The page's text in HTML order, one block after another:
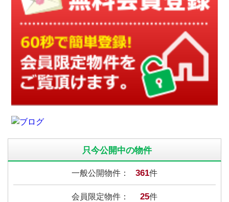
只今公開中の物件
一般公開物件： 361件
会員限定物件： 25件